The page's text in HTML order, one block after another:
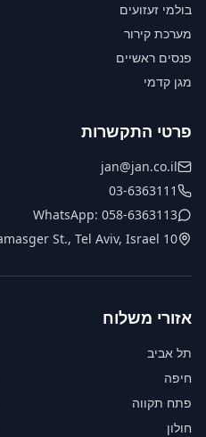
בולמי זעזועים
מערכת קירור
פנסים ראשיים
מגן קדמי
פרטי התקשרות
jan@jan.co.il
03-6363111
WhatsApp: 058-6363113
10 Hamasger St., Tel Aviv, Israel
אזורי משלוח
תל אביב
חיפה
פתח תקווה
חולון